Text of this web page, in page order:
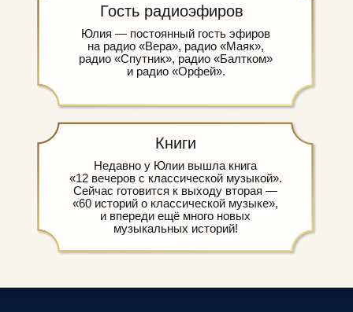
Книги
Недавно у Юлии вышла книга
«12 вечеров с классической музыкой».
Сейчас готовится к выходу вторая —
«60 историй о классической музыке»,
и впереди ещё много новых
музыкальных историй!
Гость радиоэфиров
Юлия — постоянный гость эфиров
на радио «Вера», радио «Маяк»,
радио «Спутник», радио «Балтком»
и радио «Орфей».